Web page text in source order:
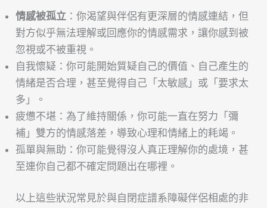
情感被孤立 ：你渴望與伴侶有更深層的情感連結，但
對方似乎無法理解或回應你的情感需求，讓你感到被
忽視或不被重視。
自我懷疑：你可能開始質疑自己的價值、自己產生的
情緒是否合理，甚至覺得自己「太敏感」或「要求太
多」。
疲憊不堪：為了維持關係，你可能一直在努力「彌
補」雙方的情感落差，導致心理和情緒上的耗竭。
孤單與無助：你可能覺得沒人真正理解你的處境，甚
至連你自己都不確定問題出在哪裡。
以上這些狀況常見於與自閉症譜系障礙伴侶相處的非